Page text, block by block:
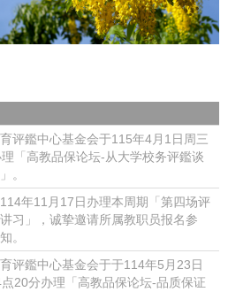
评鑑中心基金会于115年4月1日周三
「高教品保论坛-从大学校务评鑑谈
。
年11月17日办理本周期「第四场评
习」，诚挚邀请所属教职员报名参
。
评鑑中心基金会于于114年5月23日
20分办理「高教品保论坛-品质保证